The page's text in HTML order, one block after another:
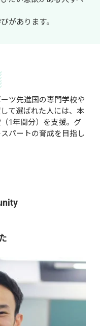
があります。
ツ先進国の専門学校や
て選ばれた人には、本
1年間分）を支援。グ
パートの育成を目指し